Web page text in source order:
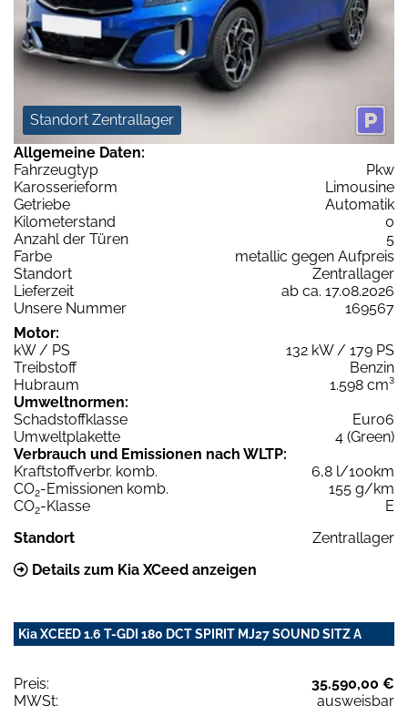
Standort Zentrallager
Allgemeine Daten:
Fahrzeugtyp
Pkw
Karosserieform
Limousine
Getriebe
Automatik
Kilometerstand
0
Anzahl der Türen
5
Farbe
metallic gegen Aufpreis
Standort
Zentrallager
Lieferzeit
ab ca. 17.08.2026
Unsere Nummer
169567
Motor:
kW / PS
132 kW / 179 PS
Treibstoff
Benzin
Hubraum
1.598 cm³
Umweltnormen:
Schadstoffklasse
Euro6
Umweltplakette
4 (Green)
Verbrauch und Emissionen nach WLTP:
Kraftstoffverbr. komb.
6,8 l/100km
CO2-Emissionen komb.
155 g/km
CO2-Klasse
E
Standort
Zentrallager
Details zum Kia XCeed anzeigen
Kia XCEED 1.6 T-GDI 180 DCT SPIRIT MJ27 SOUND SITZ A
Preis:
35.590,00 €
MWSt:
ausweisbar